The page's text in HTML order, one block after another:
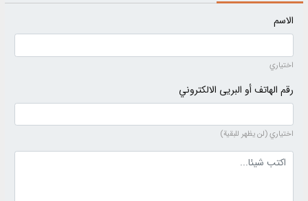
الاسم
اختياري
رقم الهاتف أو البريى الالكتروني
اختياري (لن يظهر للبقية)
نص التعليق